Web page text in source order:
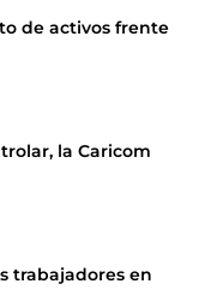
de activos frente
la Caricom
trabajadores en